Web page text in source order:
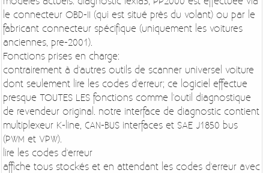
le connecteur OBD-II (qui est situé près du volant) ou par le
fabricant connecteur spécifique (uniquement les voitures
anciennes, pre-2001).
Fonctions prises en charge:
contrairement à d'autres outils de scanner universel voiture
dont seulement lire les codes d'erreur; ce logiciel effectue
presque TOUTES LES fonctions comme l'outil diagnostique
de revendeur original. notre interface de diagnostic contient
multiplexeur K-line, CAN-BUS interfaces et SAE J1850 bus
(PWM et VPW).
lire les codes d'erreur
affiche tous stockés et en attendant les codes d'erreur avec